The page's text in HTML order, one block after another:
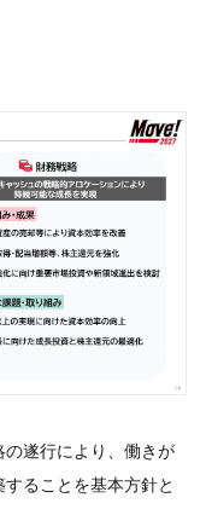
遂行により、働きが
ることを基本方針と